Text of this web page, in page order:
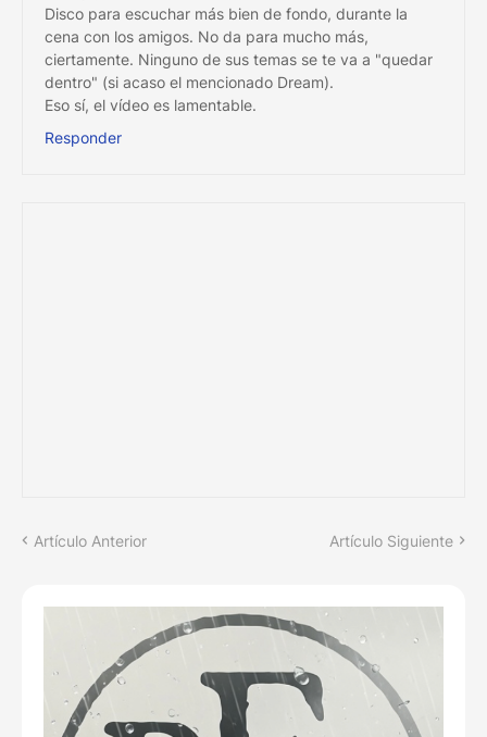
Disco para escuchar más bien de fondo, durante la
cena con los amigos. No da para mucho más,
ciertamente. Ninguno de sus temas se te va a "quedar
dentro" (si acaso el mencionado Dream).
Eso sí, el vídeo es lamentable.
Responder
Artículo Anterior Artículo Siguiente